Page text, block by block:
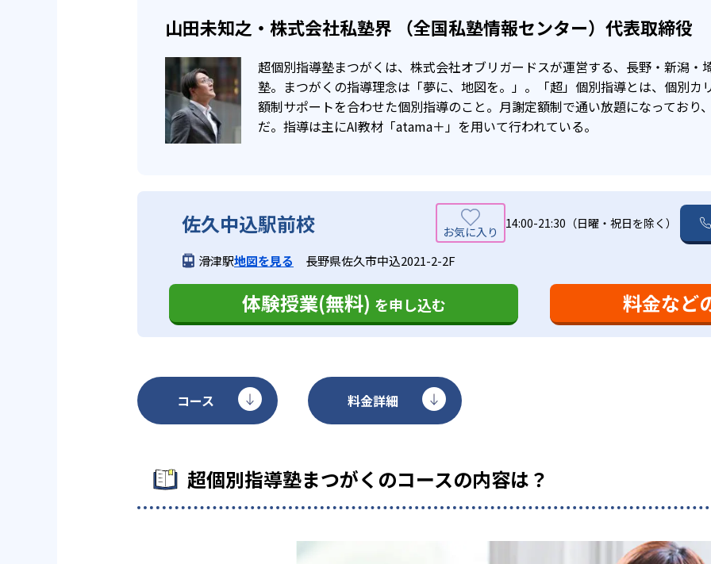
超個別指導まつがくのカリキュラムは、AI教材を活用して作成する。科学的なアプローチによ
山田未知之・株式会社私塾界 （全国私塾情報センター）代表取締役
超個別指導塾まつがくは、株式会社オブリガードスが運営する、長野・新潟・
塾。まつがくの指導理念は「夢に、地図を。」。「超」個別指導とは、個別カ
額制サポートを合わせた個別指導のこと。月謝定額制で通い放題になっており
だ。指導は主にAI教材「atama＋」を用いて行われている。
佐久中込駅前校 14:00-21:30（日曜・祝日を除く）
滑津駅地図を見る 長野県佐久市中込2021-2-2F
体験授業(無料) を申し込む 料金など
コース 料金詳細
超個別指導塾まつがくのコースの内容は？